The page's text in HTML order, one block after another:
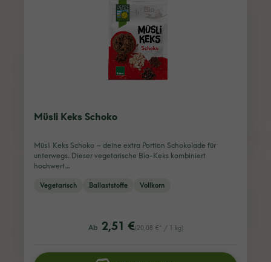
Müsli Keks Schoko
Vegetarisch Ballaststoffe Vollkorn
Müsli Keks Schoko – deine extra Portion Schokolade für
unterwegs. Dieser vegetarische Bio-Keks kombiniert
hochwert…
(20,08 €* / 1 kg)
listing.regularPriceLabel
Ab 2,51 €